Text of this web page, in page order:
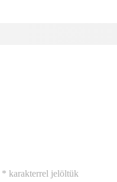
* karakterrel jelöltük